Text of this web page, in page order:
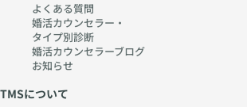
よくある質問
婚活カウンセラー・
タイプ別診断
婚活カウンセラーブログ
お知らせ
TMSについて